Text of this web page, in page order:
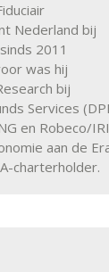
Nederland bij
2011
was hij
bij
Services
en Robeco/
aan de
charterholder.